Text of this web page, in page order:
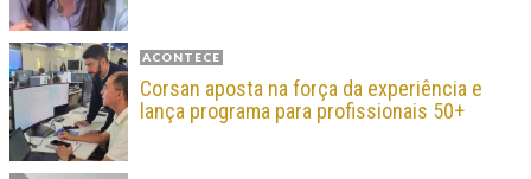
ACONTECE
Corsan aposta na força da experiência e
lança programa para profissionais 50+